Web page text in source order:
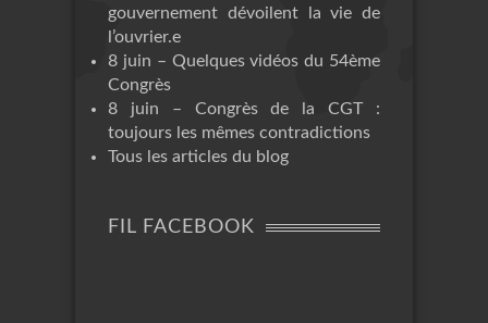
gouvernement dévoilent la vie de
l’ouvrier.e
8 juin – Quelques vidéos du 54ème
Congrès
8 juin – Congrès de la CGT :
toujours les mêmes contradictions
Tous les articles du blog
FIL FACEBOOK